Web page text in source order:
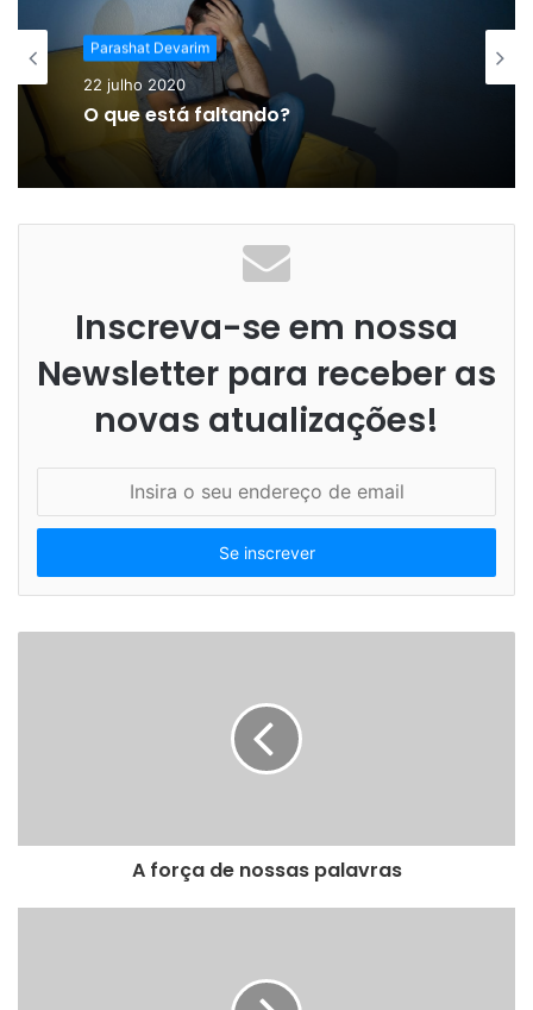
Parashat Devarim
22 julho 2020
O que está faltando?
Inscreva-se em nossa
Newsletter para receber as
novas atualizações!
seu
de
A força de nossas palavras